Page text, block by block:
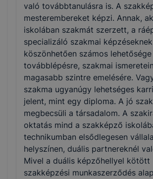
való továbbtanulásra is. A
mesterembereket képzi. Annak,
iskolában szakmát szerzett, a
specializáló szakmai képzéseknek
köszönhetően számos
továbblépésre, szakmai
magasabb szintre emelésére.
szakma ugyanúgy lehetséges
jelent, mint egy diploma. A jó
megbecsüli a társadalom. A
oktatás mind a szakképző
technikumban elsődlegesen
helyszínen, duális partnereknél
Mivel a duális képzőhellyel kötött
szakképzési munkaszerződés